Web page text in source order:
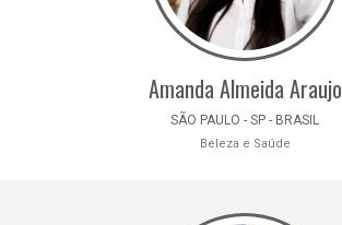
Amanda Almeida Araujo
SÃO PAULO - SP - BRASIL
Beleza e Saúde